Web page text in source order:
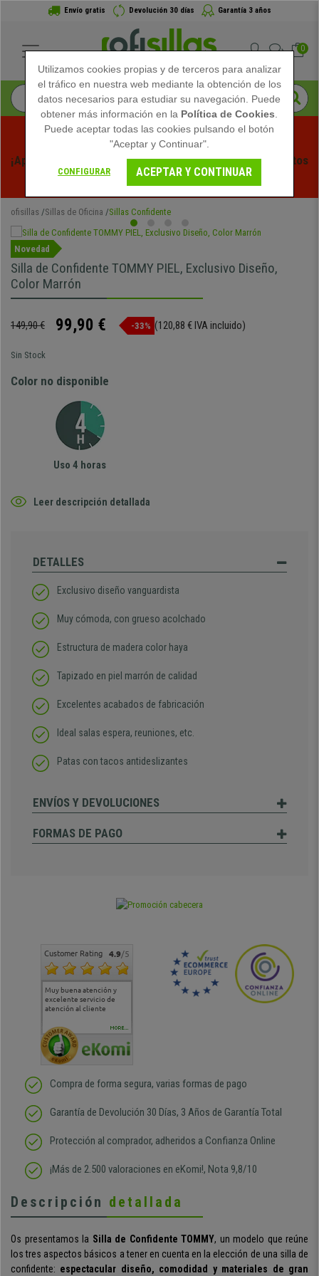
Envío gratis Devolución 30 días Garantía 3 años
0
¡Aprovecha las Rebajas de Verano en Ofisillas! Descuentos
Exclusivos por Tiempo Limitado - Ver Promo
ofisillas Sillas de Oficina Sillas Confidente
Novedad
Silla de Confidente TOMMY PIEL, Exclusivo Diseño,
Color Marrón
149,90 € 99,90 € -33% (120,88 € IVA incluido)
Sin Stock
Color no disponible
Uso 4 horas
Leer descripción detallada
DETALLES
Exclusivo diseño vanguardista
Muy cómoda, con grueso acolchado
Estructura de madera color haya
Tapizado en piel marrón de calidad
Excelentes acabados de fabricación
Ideal salas espera, reuniones, etc.
Patas con tacos antideslizantes
ENVÍOS Y DEVOLUCIONES
FORMAS DE PAGO
Customer Rating 4.9/5
Muy buena atención y
excelente servicio de
atención al cliente
Muy buena atención de
cara al asesoramiento
Si estoy contento
MORE...
Compra de forma segura, varias formas de pago
Garantía de Devolución 30 Días, 3 Años de Garantía Total
Protección al comprador, adheridos a Confianza Online
¡Más de 2.500 valoraciones en eKomi!, Nota 9,8/10
Descripción detallada
Os presentamos la Silla de Confidente TOMMY, un modelo que reúne
los tres aspectos básicos a tener en cuenta en la elección de una silla de
confidente: espectacular diseño, comodidad y materiales de gran
Utilizamos cookies propias y de terceros para analizar
el tráfico en nuestra web mediante la obtención de los
datos necesarios para estudiar su navegación. Puede
obtener más información en la Política de Cookies
Puede aceptar todas las cookies pulsando el botón
"Aceptar y Continuar".
CONFIGURAR ACEPTAR Y CONTINUAR